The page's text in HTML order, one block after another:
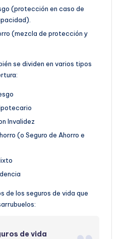
(protección en caso de
(mezcla de protección y
se dividen en varios tipos
Invalidez
(o Seguro de Ahorro e
de los seguros de vida que
de vida